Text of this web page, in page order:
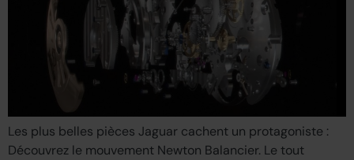
Les plus belles pièces Jaguar cachent un protagoniste :
Découvrez le mouvement Newton Balancier. Le tout